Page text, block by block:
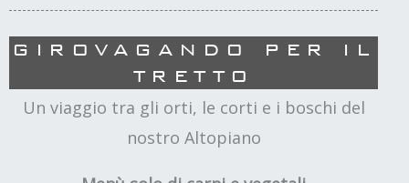
GIROVAGANDO PER IL
TRETTO
Un viaggio tra gli orti, le corti e i boschi del
nostro Altopiano